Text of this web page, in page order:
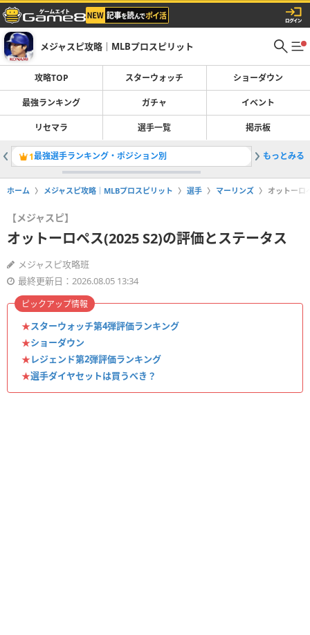
メジャスピ攻略｜MLBプロスピリット
攻略TOP スターウォッチ ショーダウン
最強ランキング ガチャ イベント
リセマラ 選手一覧 掲示板
1最強選手ランキング・ポジション別 2レジェ
もっとみる
ホーム メジャスピ攻略｜MLBプロスピリット 選手 マーリンズ オットーロ
【メジャスピ】
オットーロペス(2025 S2)の評価とステータス
メジャスピ攻略班
最終更新日：2026.08.05 13:34
★スターウォッチ第4弾評価ランキング
★ショーダウン
★レジェンド第2弾評価ランキング
★選手ダイヤセットは買うべき？
ピックアップ情報